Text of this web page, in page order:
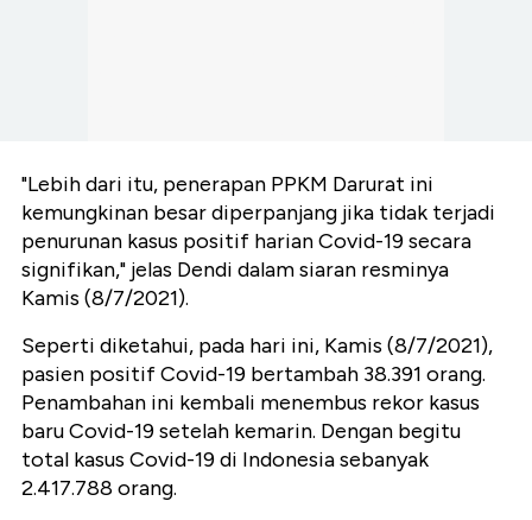
"Lebih dari itu, penerapan PPKM Darurat ini
kemungkinan besar diperpanjang jika tidak terjadi
penurunan kasus positif harian Covid-19 secara
signifikan," jelas Dendi dalam siaran resminya
Kamis (8/7/2021).
Seperti diketahui, pada hari ini, Kamis (8/7/2021),
pasien positif Covid-19 bertambah 38.391 orang.
Penambahan ini kembali menembus rekor kasus
baru Covid-19 setelah kemarin. Dengan begitu
total kasus Covid-19 di Indonesia sebanyak
2.417.788 orang.